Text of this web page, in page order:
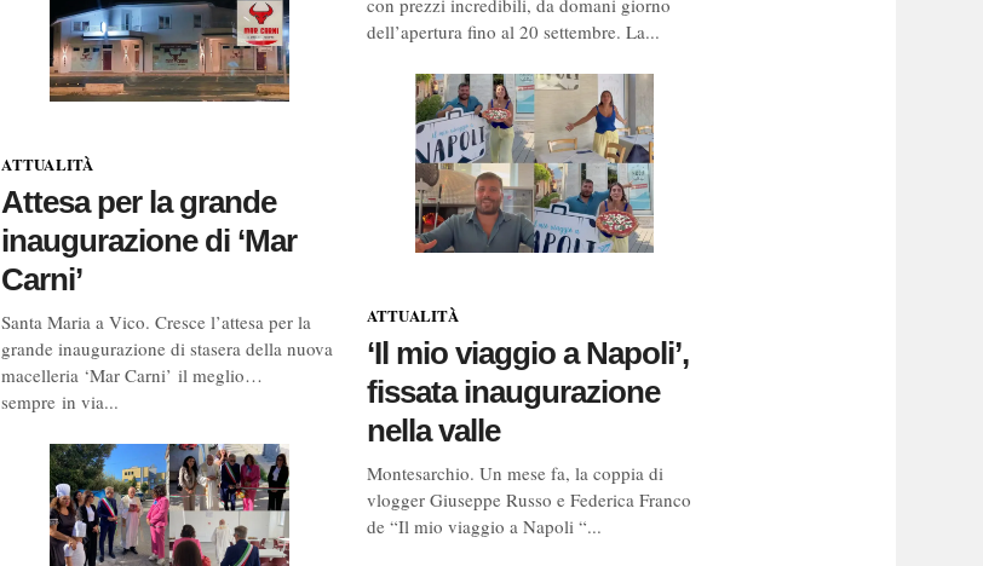
ATTUALITÀ
Attesa per la grande
inaugurazione di ‘Mar
Carni’
Santa Maria a Vico. Cresce l’attesa per la
grande inaugurazione di stasera della nuova
macelleria ‘Mar Carni’ il meglio…
sempre in via...
dell’apertura fino al 20 settembre. La...
ATTUALITÀ
‘Il mio viaggio a Napoli’,
fissata inaugurazione
nella valle
Montesarchio. Un mese fa, la coppia di
vlogger Giuseppe Russo e Federica Franco
de “Il mio viaggio a Napoli “...